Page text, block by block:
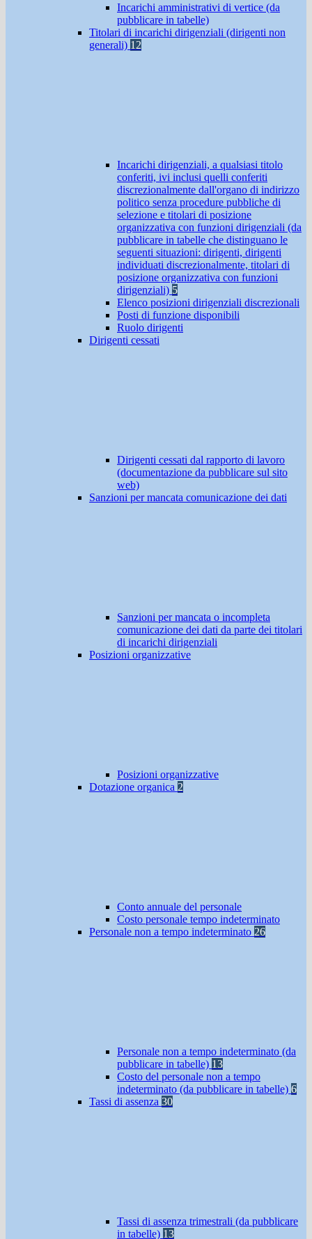
Incarichi amministrativi di vertice (da
pubblicare in tabelle)
Titolari di incarichi dirigenziali (dirigenti non
generali) 12
Incarichi dirigenziali, a qualsiasi titolo
conferiti, ivi inclusi quelli conferiti
discrezionalmente dall'organo di indirizzo
politico senza procedure pubbliche di
selezione e titolari di posizione
organizzativa con funzioni dirigenziali (da
pubblicare in tabelle che distinguano le
seguenti situazioni: dirigenti, dirigenti
individuati discrezionalmente, titolari di
posizione organizzativa con funzioni
dirigenziali) 5
Elenco posizioni dirigenziali discrezionali
Posti di funzione disponibili
Ruolo dirigenti
Dirigenti cessati
Dirigenti cessati dal rapporto di lavoro
(documentazione da pubblicare sul sito
web)
Sanzioni per mancata comunicazione dei dati
Sanzioni per mancata o incompleta
comunicazione dei dati da parte dei titolari
di incarichi dirigenziali
Posizioni organizzative
Posizioni organizzative
Dotazione organica 2
Conto annuale del personale
Costo personale tempo indeterminato
Personale non a tempo indeterminato 26
Personale non a tempo indeterminato (da
pubblicare in tabelle) 13
Costo del personale non a tempo
indeterminato (da pubblicare in tabelle) 6
Tassi di assenza 30
Tassi di assenza trimestrali (da pubblicare
in tabelle) 13